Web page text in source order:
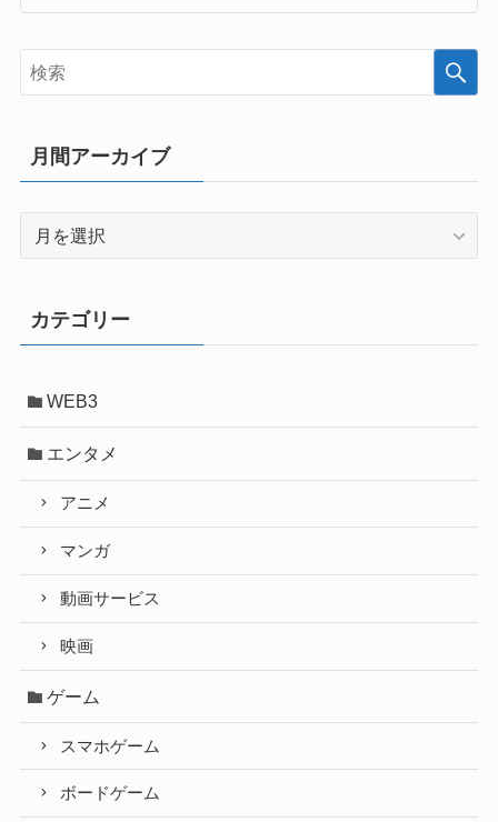
月間アーカイブ
カ
ブ
カテゴリー
WEB3
エンタメ
アニメ
マンガ
動画サービス
映画
ゲーム
スマホゲーム
ボードゲーム